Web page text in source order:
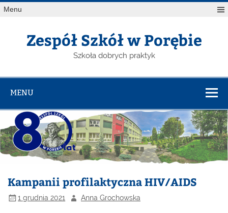
Menu
Zespół Szkół w Porębie
Szkoła dobrych praktyk
MENU
Kampanii profilaktyczna HIV/AIDS
1 grudnia 2021 Anna Grochowska